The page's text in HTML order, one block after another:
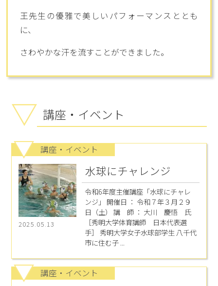
王先生の優雅で美しいパフォーマンスととも
に、
さわやかな汗を流すことができました。
講座・イベント
講座・イベント
2025.05.13
水球にチャレンジ
令和6年度主催講座「水球にチャレ
ンジ」 開催日 ： 令和７年３月２９
日（土） 講 師 ： 大川 慶悟 氏
［秀明大学体育講師 日本代表選
手］ 秀明大学女子水球部学生 八千代
市に住む子 ...
講座・イベント